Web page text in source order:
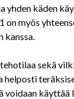
yhden käden
myös
kanssa.
tehotilaa sekä
helposti
voidaan käyttää